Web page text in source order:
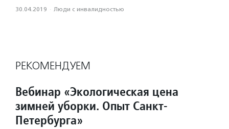
30.04.2019 · Люди с инвалидностью
РЕКОМЕНДУЕМ
Вебинар «Экологическая цена
зимней уборки. Опыт Санкт-
Петербурга»